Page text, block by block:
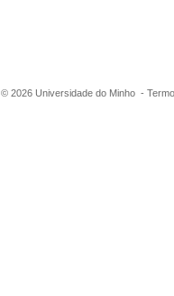
© 2026 Universidade do Minho -